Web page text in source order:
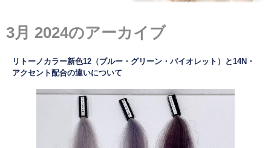
3月 2024のアーカイブ
リトーノカラー新色12（ブルー・グリーン・バイオレット）と14N・
アクセント配合の違いについて